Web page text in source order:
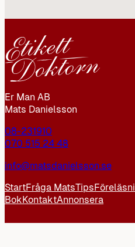
Er Man AB
Mats Danielsson
08-231910
070 515 24 48
info@matsdanielsson.se
StartFråga MatsTips
BokKontaktAnnonsera